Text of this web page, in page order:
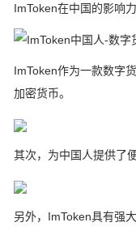
ImToken在中国的影响力
ImToken作为一款数字
加密货币。
其次，为中国人提供了
另外，ImToken具有强